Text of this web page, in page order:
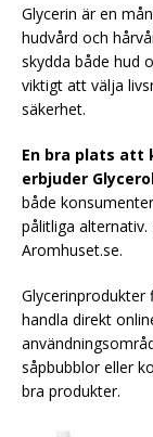
Glycerin är en
hudvård och
skydda både hud
viktigt att välja
säkerhet.
En bra plats att
erbjuder
både
pålitliga
Aromhuset.se.
Glycerinprodukter
handla direkt
såpbubblor eller
bra produkter.